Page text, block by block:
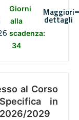
Giorni
alla
scadenza:
34
Maggiori
dettagli
al Corso
in
2029